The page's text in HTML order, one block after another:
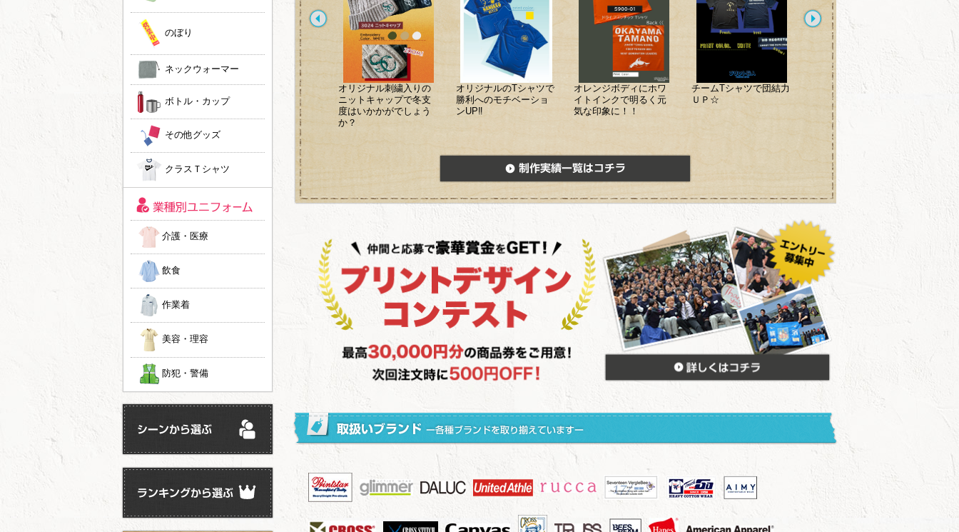
トートバッグへのプリ
ントが流行ってます！
ノベルティや祝い事で
のプレゼントにいかが
でしょうか。
染み込み風プリントで
ヴィンテージ風に！
オリジナル刺繍入りの
ニットキャップで冬支
度はいかかがでしょう
か？
オリジナルのTシャツで
勝利へのモチベーショ
ンUP‼
オレンジボディにホワ
イトインクで明るく元
気な印象に！！
チームTシャツで団結力
ＵＰ☆
まだまだ寒い！
スウェット、ジャケッ
ト大活躍！
色も
のぼり
ネックウォーマー
ボトル・カップ
その他グッズ
クラスＴシャツ
介護・医療
飲食
作業着
美容・理容
防犯・警備